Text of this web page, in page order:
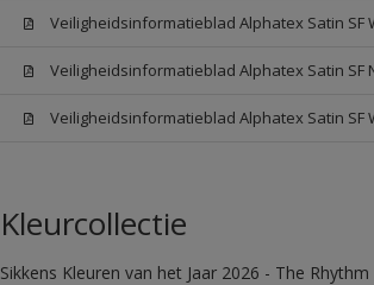
Veiligheidsinformatieblad Alphatex Satin SF
Veiligheidsinformatieblad Alphatex Satin SF
Veiligheidsinformatieblad Alphatex Satin SF
Kleurcollectie
Sikkens Kleuren van het Jaar 2026 - The